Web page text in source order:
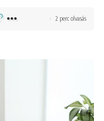
2 perc olvasás